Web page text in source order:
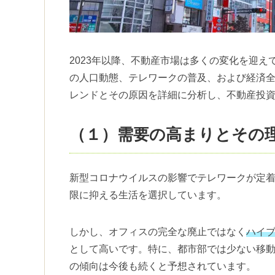
2023年以降、不動産市場は多くの変化を迎え
の人口動態、テレワークの普及、および経済
レンドとその原因を詳細に分析し、不動産投
（１）需要の高まりとその
新型コロナウイルスの影響でテレワークが定
限に抑える生活を選択しています。
しかし、オフィスの完全な廃止ではなく ハイ
として高いです。特に、都市部では少ない移
の傾向は今後も続くと予想されています。